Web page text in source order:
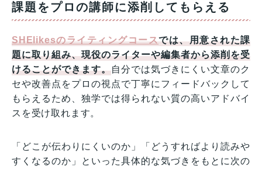
課題をプロの講師に添削してもらえる
SHElikesのライティングコースでは、用意された課
題に取り組み、現役のライターや編集者から添削を受
けることができます。自分では気づきにくい文章のク
セや改善点をプロの視点で丁寧にフィードバックして
もらえるため、独学では得られない質の高いアドバイ
スを受け取れます。
「どこが伝わりにくいのか」「どうすればより読みや
すくなるのか」といった具体的な気づきをもとに次の